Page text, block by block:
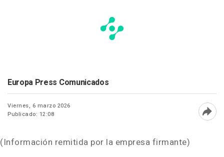
Europa Press Comunicados
Viernes, 6 marzo 2026
Publicado: 12:08
(Información remitida por la empresa firmante)